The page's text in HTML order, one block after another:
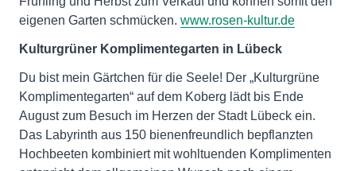
eigenen Garten schmücken. www.rosen-kultur.de
Kulturgrüner Komplimentegarten in Lübeck
Du bist mein Gärtchen für die Seele! Der „Kulturgrüne
Komplimentegarten“ auf dem Koberg lädt bis Ende
August zum Besuch im Herzen der Stadt Lübeck ein.
Das Labyrinth aus 150 bienenfreundlich bepflanzten
Hochbeeten kombiniert mit wohltuenden Komplimenten